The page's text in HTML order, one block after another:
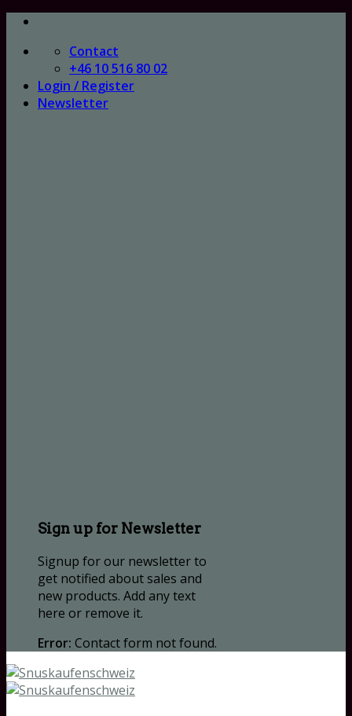
Skip
content
Contact
+46 10 516 80 02
Login / Register
Newsletter
Sign up for Newsletter
Signup for our newsletter to
get notified about sales and
new products. Add any text
here or remove it.
Error: Contact form not found.